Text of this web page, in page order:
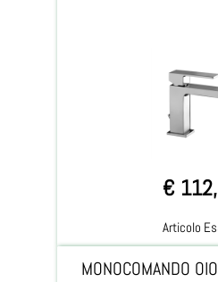
€
Articolo
MONOCOMANDO